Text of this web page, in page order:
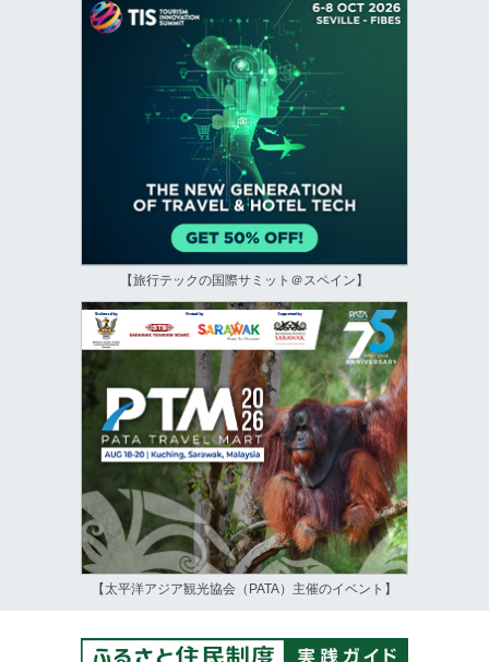
【旅行テックの国際サミット＠スペイン】
【太平洋アジア観光協会（PATA）主催のイベント】